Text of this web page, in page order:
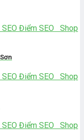
Điểm SEO Shop
Điểm SEO Shop
Điểm SEO Shop